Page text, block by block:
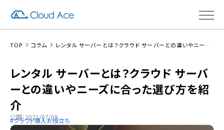
TOP コラム レンタル サーバーとは？クラウド サーバーとの違いやニーズに合った選び方を紹介
レンタル サーバーとは？クラウド サーバ
ーとの違いやニーズに合った選び方を紹
介
公開：2021/07/09
クラウド導入お役立ち